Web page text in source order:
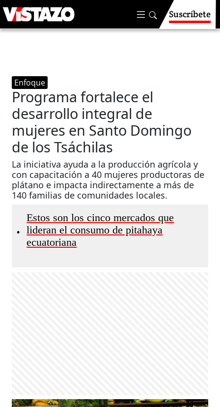
Suscríbete
Enfoque
Programa fortalece el
desarrollo integral de
mujeres en Santo Domingo
de los Tsáchilas
La iniciativa ayuda a la producción agrícola y
con capacitación a 40 mujeres productoras de
plátano e impacta indirectamente a más de
140 familias de comunidades locales.
•
Estos son los cinco mercados que
lideran el consumo de pitahaya
ecuatoriana